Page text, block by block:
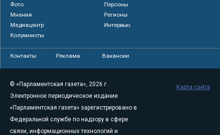
Фото
Персоны
Мнения
Регионы
Медиацентр
Интервью
Колумнисты
Контакты Реклама Вакансии
© «Парламентская газета», 2026 г.
Электронное периодическое издание
«Парламентская газета» зарегистрировано в
Федеральной службе по надзору в сфере
связи, информационных технологий и
Карта сайта